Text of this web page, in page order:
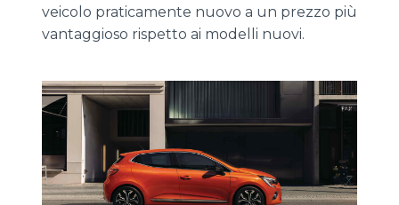
veicolo praticamente nuovo a un prezzo più
vantaggioso rispetto ai modelli nuovi.